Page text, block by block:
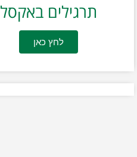
תרגילים באקסל
לחץ כאן